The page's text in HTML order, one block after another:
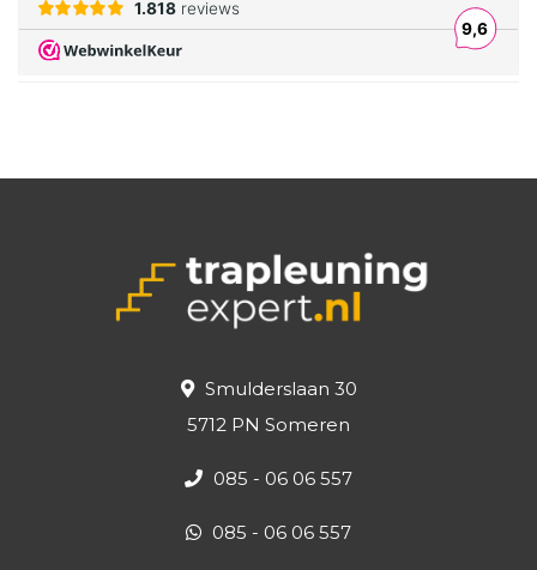
Smulderslaan 30
5712 PN Someren
085 - 06 06 557
085 - 06 06 557